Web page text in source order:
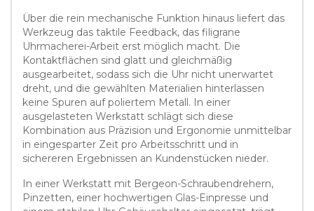
Über die rein mechanische Funktion hinaus liefert das
Werkzeug das taktile Feedback, das filigrane
Uhrmacherei-Arbeit erst möglich macht. Die
Kontaktflächen sind glatt und gleichmäßig
ausgearbeitet, sodass sich die Uhr nicht unerwartet
dreht, und die gewählten Materialien hinterlassen
keine Spuren auf poliertem Metall. In einer
ausgelasteten Werkstatt schlägt sich diese
Kombination aus Präzision und Ergonomie unmittelbar
in eingesparter Zeit pro Arbeitsschritt und in
sichereren Ergebnissen an Kundenstücken nieder.
In einer Werkstatt mit Bergeon-Schraubendrehern,
Pinzetten, einer hochwertigen Glas-Einpresse und